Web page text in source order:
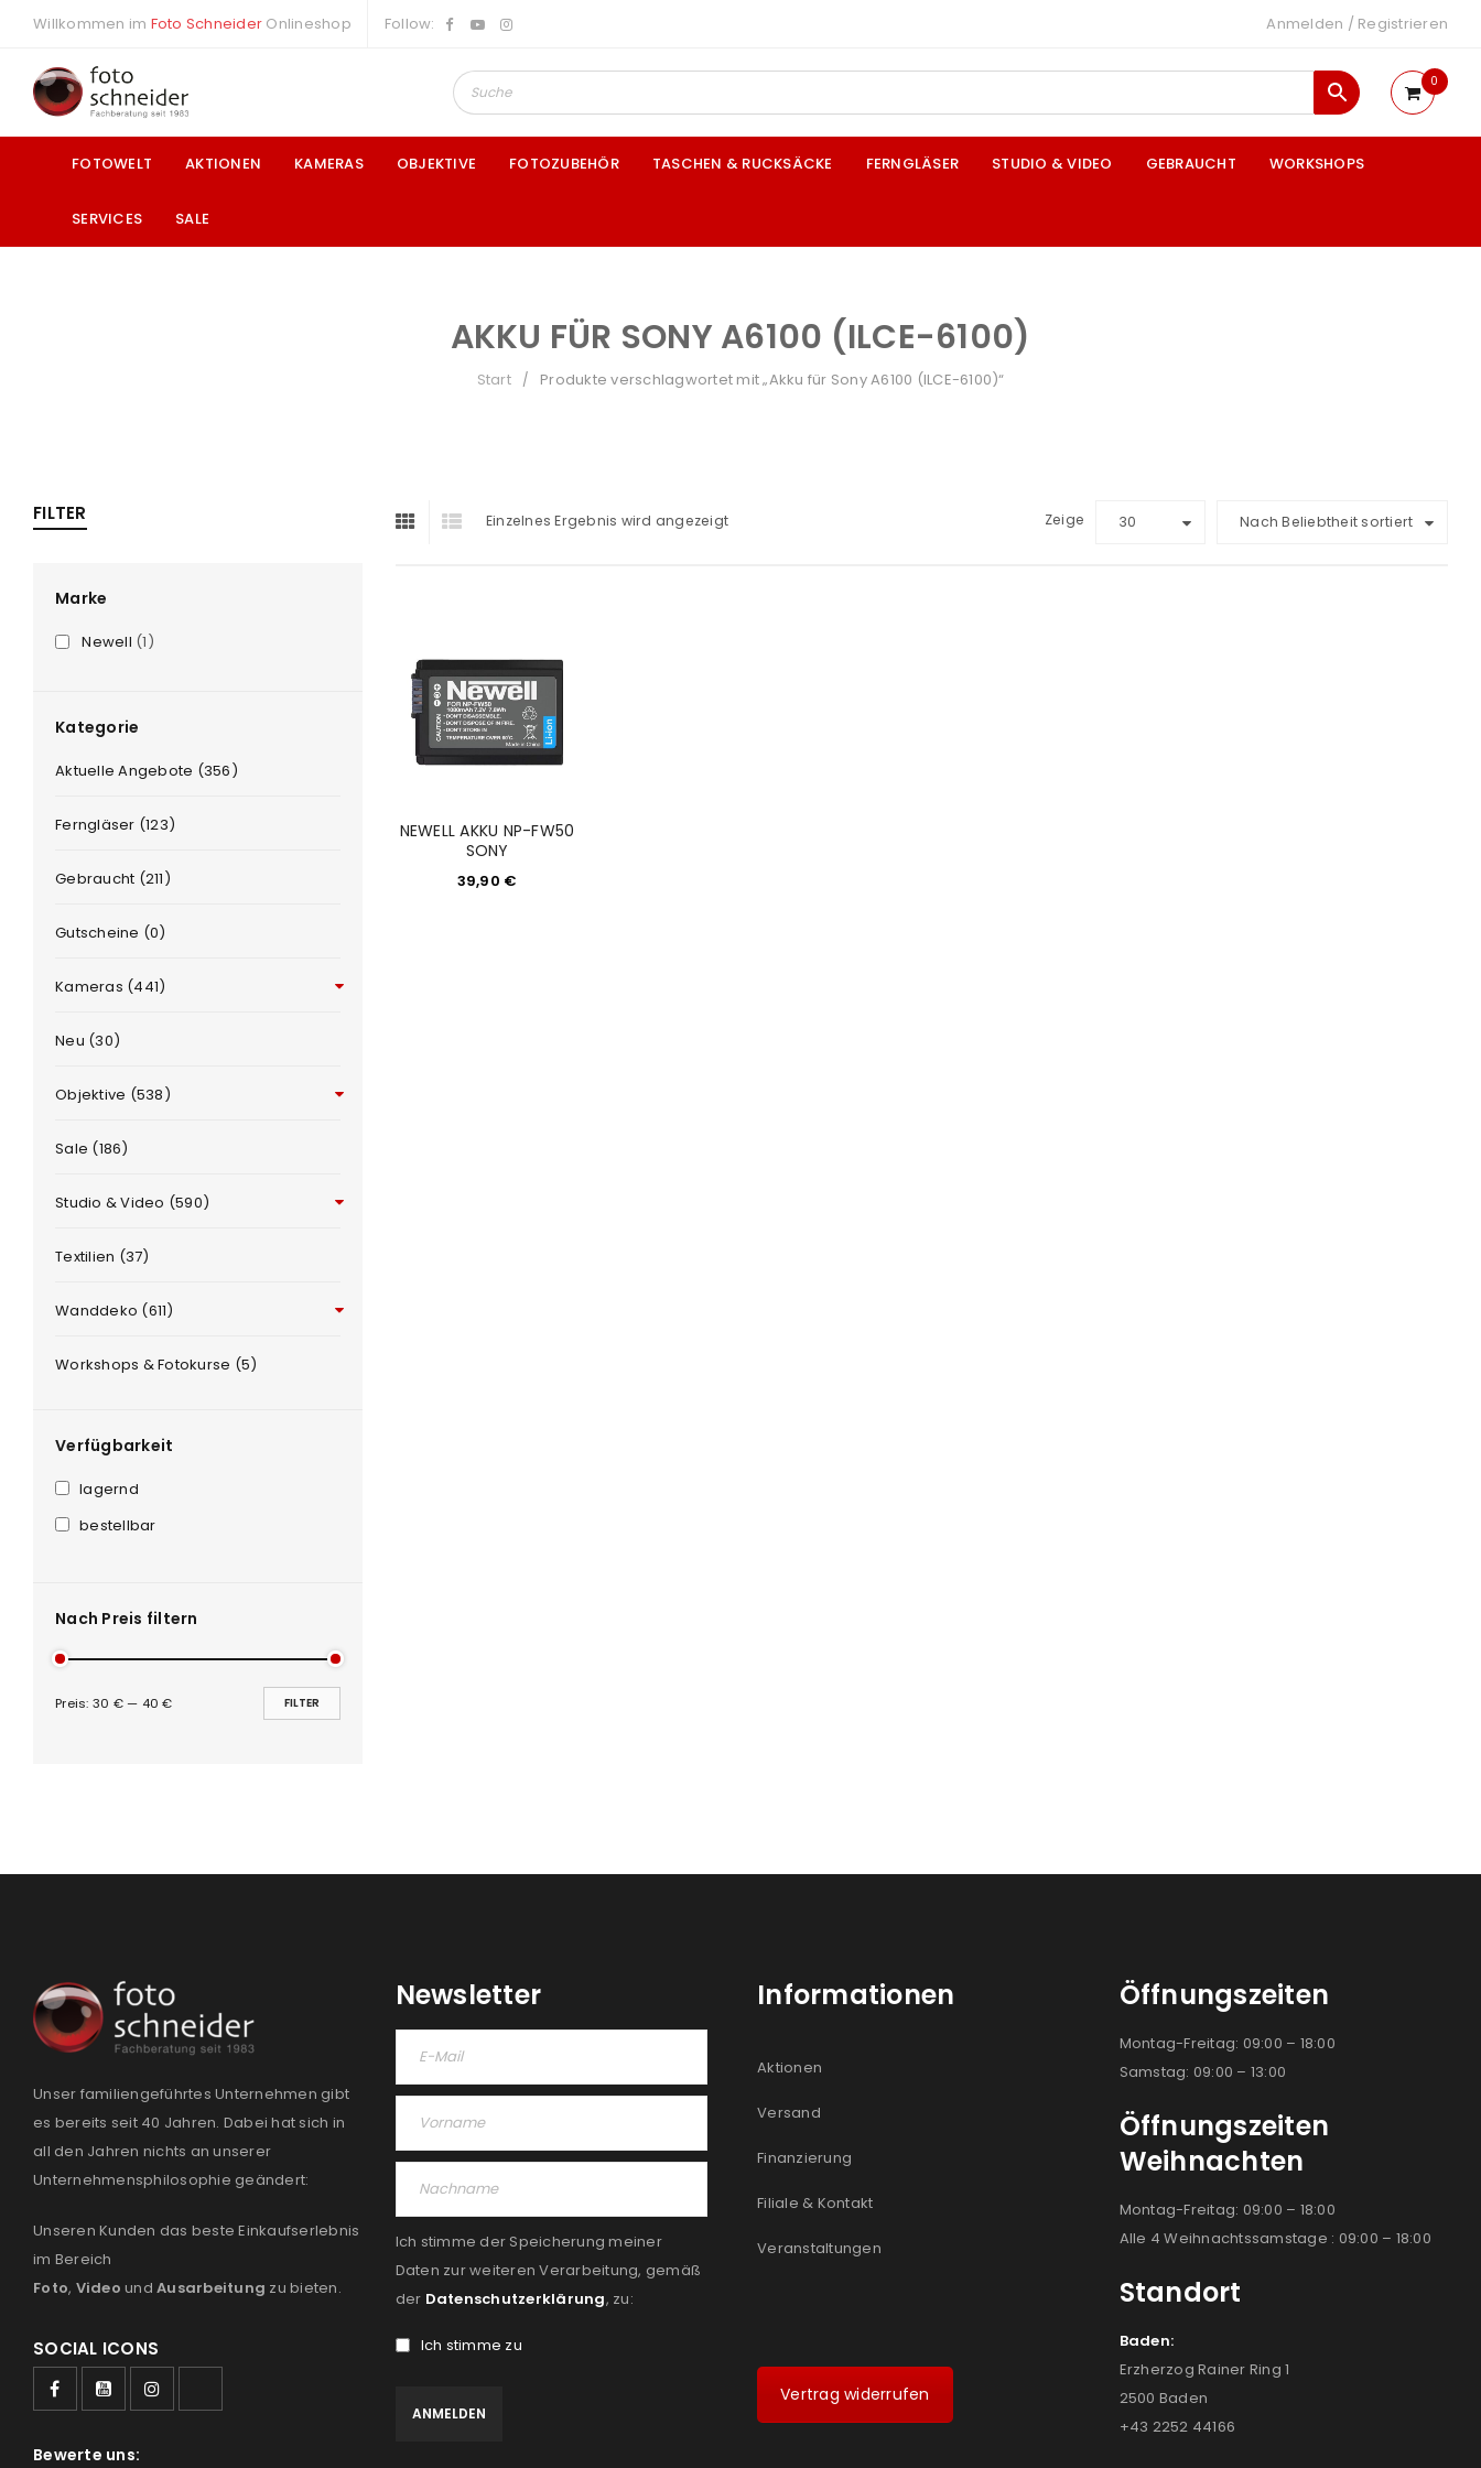
Passwort
Willkommen im Foto Schneider Onlineshop Follow: Anmelden / Registrieren
0
FOTOWELT AKTIONEN KAMERAS OBJEKTIVE FOTOZUBEHÖR TASCHEN & RUCKSÄCKE FERNGLÄSER STUDIO & VIDEO GEBRAUCHT WORKSHOPS
SERVICES SALE
AKKU FÜR SONY A6100 (ILCE-6100)
Start / Produkte verschlagwortet mit „Akku für Sony A6100 (ILCE-6100)“
FILTER
Marke
Newell (1)
Kategorie
Aktuelle Angebote (356)
Ferngläser (123)
Gebraucht (211)
Gutscheine (0)
Kameras (441)
Neu (30)
Objektive (538)
Sale (186)
Studio & Video (590)
Textilien (37)
Wanddeko (611)
Workshops & Fotokurse (5)
Verfügbarkeit
lagernd
bestellbar
Nach Preis filtern
FILTER
Preis: 30 €— 40 €
Einzelnes Ergebnis wird angezeigt Nach Beliebtheit sortiert
Zeige 30
NEWELL AKKU NP-FW50
SONY
39,90 €
Unser familiengeführtes Unternehmen gibt
es bereits seit 40 Jahren. Dabei hat sich in
all den Jahren nichts an unserer
Unternehmensphilosophie geändert:
Unseren Kunden das beste Einkaufserlebnis
im Bereich
Foto, Video und Ausarbeitung zu bieten.
SOCIAL ICONS
Bewerte uns:
Newsletter
Ich stimme der Speicherung meiner
Daten zur weiteren Verarbeitung, gemäß
der Datenschutzerklärung, zu:
Ich stimme zu
Informationen
Aktionen
Versand
Finanzierung
Filiale & Kontakt
Veranstaltungen
Vertrag widerrufen
Öffnungszeiten
Montag-Freitag: 09:00 – 18:00
Samstag: 09:00 – 13:00
Öffnungszeiten
Weihnachten
Montag-Freitag: 09:00 – 18:00
Alle 4 Weihnachtssamstage : 09:00 – 18:00
Standort
Baden:
Erzherzog Rainer Ring 1
2500 Baden
+43 2252 44166